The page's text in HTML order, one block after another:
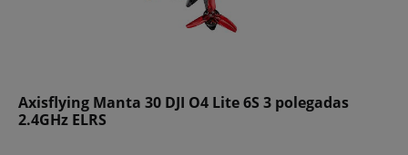
Axisflying Manta 30 DJI O4 Lite 6S 3 polegadas
2.4GHz ELRS